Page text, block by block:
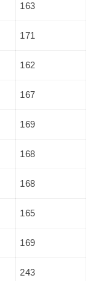
163
171
162
167
169
168
168
165
169
243